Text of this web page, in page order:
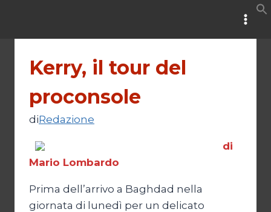
contenuto
Kerry, il tour del
proconsole
diRedazione
di
Mario Lombardo
Prima dell’arrivo a Baghdad nella
giornata di lunedì per un delicato